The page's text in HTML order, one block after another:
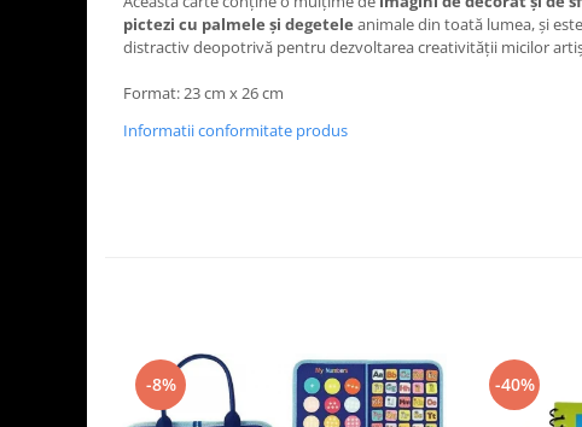
pictezi cu palmele și degetele animale din toată lumea, și
distractiv deopotrivă pentru dezvoltarea creativității micilor
Format: 23 cm x 26 cm
Informatii conformitate produs
-8% -40%